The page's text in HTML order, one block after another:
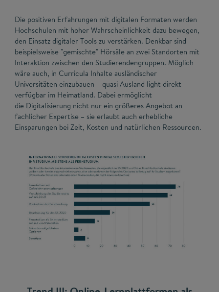
Die positiven Erfahrungen mit digitalen Formaten werden
Hochschulen mit hoher Wahrscheinlichkeit dazu bewegen,
den Einsatz digitaler Tools zu verstärken. Denkbar sind
beispielsweise "gemischte" Hörsäle an zwei Standorten mit
Interaktion zwischen den Studierendengruppen. Möglich
wäre auch, in Curricula Inhalte ausländischer
Universitäten einzubauen – quasi Ausland light direkt
verfügbar im Heimatland. Dabei ermöglicht
die Digitalisierung nicht nur ein größeres Angebot an
fachlicher Expertise – sie erlaubt auch erhebliche
Einsparungen bei Zeit, Kosten und natürlichen Ressourcen.